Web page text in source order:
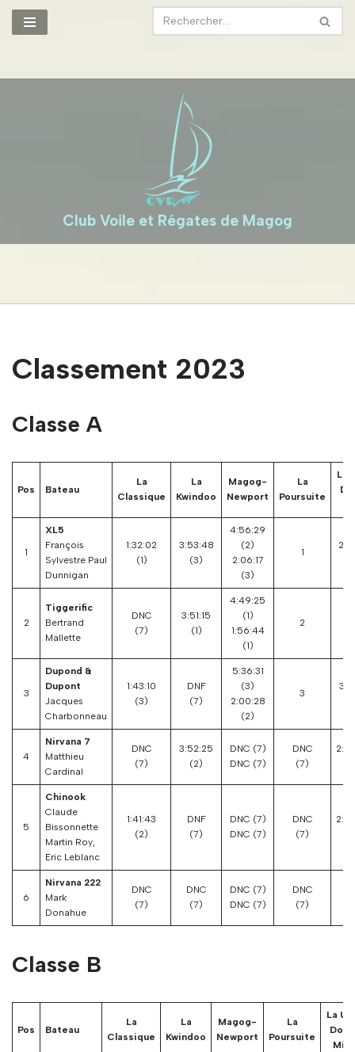
contenu
Club Voile et Régates de Magog
Classement 2023
Classe A
Pos Bateau
La
Classique
La
Kwindoo
Magog-
Newport
La
Poursuite
La
1
XL5
François
Sylvestre Paul
Dunnigan
1:32:02
(1)
3:53:48
(3)
4:56:29
(2)
2:06:17
(3)
1
2
Tiggerific
Bertrand
Mallette
DNC
(7)
3:51:15
(1)
4:49:25
(1)
1:56:44
(1)
2
3
Dupond &
Dupont
Jacques
Charbonneau
1:43:10
(3)
DNF
(7)
5:36:31
(3)
2:00:28
(2)
3
4
Nirvana 7
Matthieu
Cardinal
DNC
(7)
3:52:25
(2)
DNC (7)
DNC (7)
DNC
(7)
5
Chinook
Claude
Bissonnette
Martin Roy,
Eric Leblanc
1:41:43
(2)
DNF
(7)
DNC (7)
DNC (7)
DNC
(7)
6
Nirvana 222
Mark
Donahue
DNC
(7)
DNC
(7)
DNC (7)
DNC (7)
DNC
(7)
Classe B
Pos Bateau
La
Classique
La
Kwindoo
Magog-
Newport
La
Poursuite
La
Down
Mini